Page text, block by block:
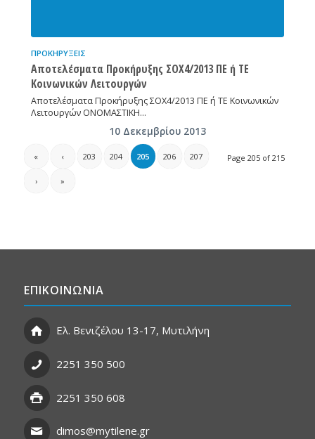
ΠΡΟΚΗΡΎΞΕΙΣ
Αποτελέσματα Προκήρυξης ΣΟΧ4/2013 ΠΕ ή ΤΕ
Κοινωνικών Λειτουργών
Αποτελέσματα Προκήρυξης ΣΟΧ4/2013 ΠΕ ή ΤΕ Κοινωνικών
Λειτουργών ΟΝΟΜΑΣΤΙΚΗ…
10 Δεκεμβρίου 2013
Page 205 of 215
« ‹ 203 204 205 206 207
› »
ΕΠΙΚΟΙΝΩΝΙΑ
Ελ. Βενιζέλου 13-17, Μυτιλήνη
2251 350 500
2251 350 608
dimos@mytilene.gr